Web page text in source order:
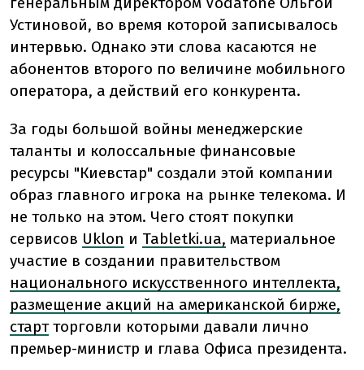
Устиновой, во время которой записывалось
интервью. Однако эти слова касаются не
абонентов второго по величине мобильного
оператора, а действий его конкурента.
За годы большой войны менеджерские
таланты и колоссальные финансовые
ресурсы "Киевстар" создали этой компании
образ главного игрока на рынке телекома. И
не только на этом. Чего стоят покупки
сервисов Uklon и Tabletki.ua, материальное
участие в создании правительством
национального искусственного интеллекта,
размещение акций на американской бирже,
стартторговли которыми давали лично
премьер-министр и глава Офиса президента.